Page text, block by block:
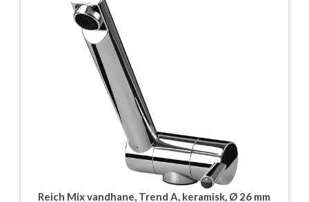
Reich Mix vandhane, Trend A, keramisk, Ø 26 mm